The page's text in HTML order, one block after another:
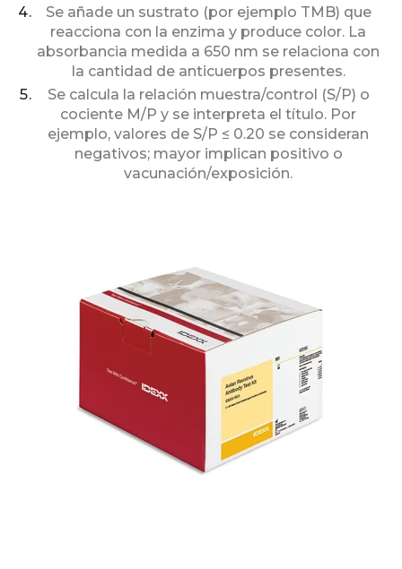
Se añade un sustrato (por ejemplo TMB) que
reacciona con la enzima y produce color. La
absorbancia medida a 650 nm se relaciona con
la cantidad de anticuerpos presentes.
Se calcula la relación muestra/control (S/P) o
cociente M/P y se interpreta el título. Por
ejemplo, valores de S/P ≤ 0.20 se consideran
negativos; mayor implican positivo o
vacunación/exposición.